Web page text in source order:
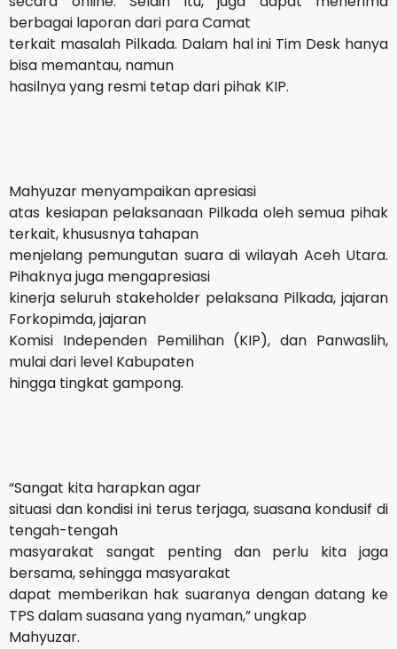
berbagai laporan dari para Camat
terkait masalah Pilkada. Dalam hal ini Tim Desk hanya
bisa memantau, namun
hasilnya yang resmi tetap dari pihak KIP.
Mahyuzar menyampaikan apresiasi
atas kesiapan pelaksanaan Pilkada oleh semua pihak
terkait, khususnya tahapan
menjelang pemungutan suara di wilayah Aceh Utara.
Pihaknya juga mengapresiasi
kinerja seluruh stakeholder pelaksana Pilkada, jajaran
Forkopimda, jajaran
Komisi Independen Pemilihan (KIP), dan Panwaslih,
mulai dari level Kabupaten
hingga tingkat gampong.
“Sangat kita harapkan agar
situasi dan kondisi ini terus terjaga, suasana kondusif di
tengah-tengah
masyarakat sangat penting dan perlu kita jaga
bersama, sehingga masyarakat
dapat memberikan hak suaranya dengan datang ke
TPS dalam suasana yang nyaman,” ungkap
Mahyuzar.